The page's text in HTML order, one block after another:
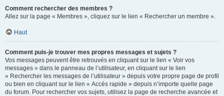
Comment rechercher des membres ?
Allez sur la page « Membres », cliquez sur le lien « Rechercher un membre ».
Haut
Comment puis-je trouver mes propres messages et sujets ?
Vos messages peuvent être retrouvés en cliquant sur le lien « Voir vos
messages » dans le panneau de l’utilisateur, en cliquant sur le lien
« Rechercher les messages de l’utilisateur » depuis votre propre page de profil
ou bien en cliquant sur le lien « Accès rapide » depuis n’importe quelle page
du forum. Pour rechercher vos sujets, utilisez la page de recherche avancée et